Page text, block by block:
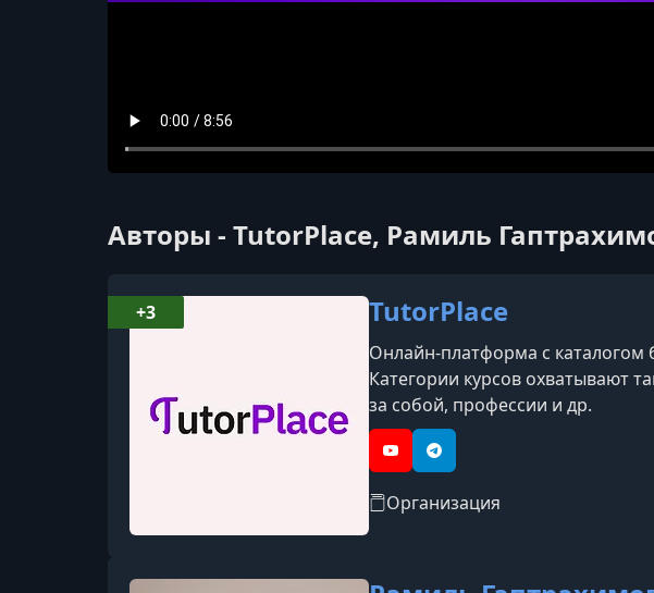
Авторы - TutorPlace, Рамиль
TutorPlace
Онлайн-платформа с каталогом
Категории курсов охватывают
за собой, профессии и др.
YouTubeTelegram
Организация
+3